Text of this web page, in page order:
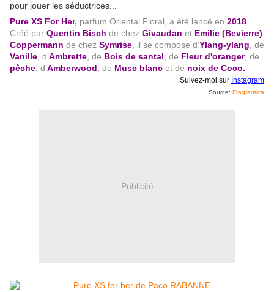
pour jouer les séductrices...
Pure XS For Her, parfum Oriental Floral, a été lancé en 2018.
Créé par Quentin Bisch de chez Givaudan et Emilie (Bevierre)
Coppermann de chez Symrise, il se compose d’Ylang-ylang, de
Vanille, d’Ambrette, de Bois de santal, de Fleur d'oranger, de
pêche, d’Amberwood, de Musc blanc et de noix de Coco.
Suivez-moi sur Instagram
Source: Fragrantica
Publicité